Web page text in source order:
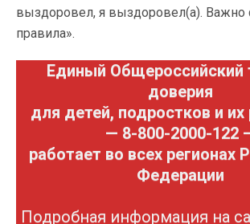
выздоровел, я выздоровел(а). Важно
правила».
Единый Общероссийский
доверия
для детей, подростков и их
— 8-800-2000-122
работает во всех регионах
Федерации
Подробная информация на